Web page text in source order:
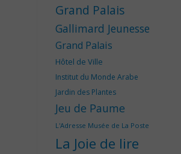
Grand Palais
Gallimard Jeunesse
Grand Palais
Hôtel de Ville
Institut du Monde Arabe
Jardin des Plantes
Jeu de Paume
L'Adresse Musée de La Poste
La Joie de lire